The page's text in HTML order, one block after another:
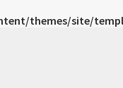
themes/site/